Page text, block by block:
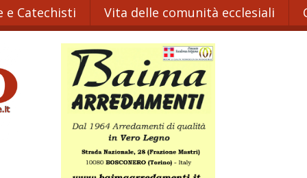
e Catechisti Vita delle comunità ecclesiali